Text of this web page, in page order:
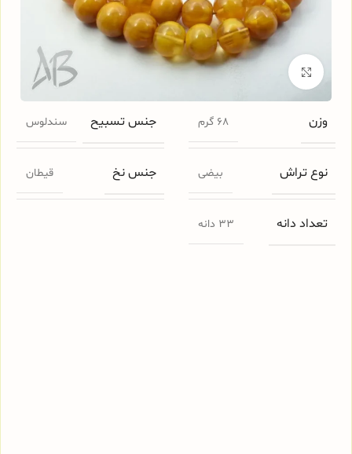
برای بزرگنمایی کلیک کنید
وزن 68 گرم جنس تسبیح سندلوس
نوع تراش بیضی جنس نخ قیطان
تعداد دانه 33 دانه